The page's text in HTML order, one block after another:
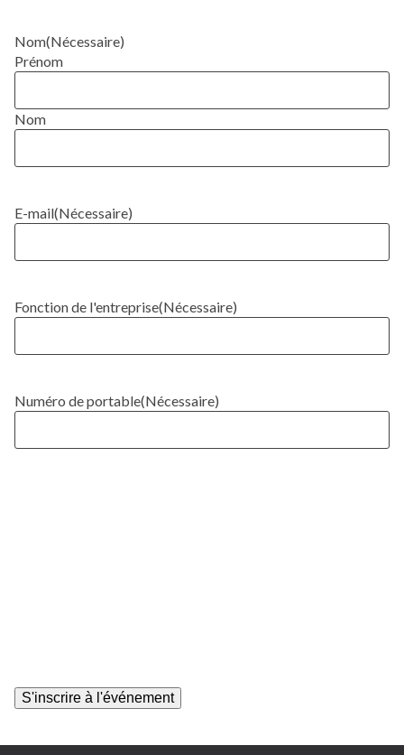
Nom(Nécessaire)
Prénom
Nom
E-mail(Nécessaire)
Fonction de l'entreprise(Nécessaire)
Numéro de portable(Nécessaire)